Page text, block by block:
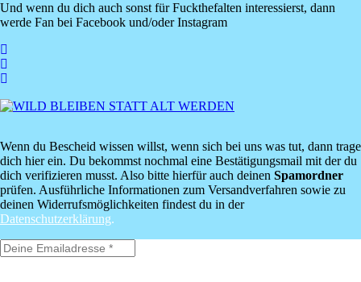
Und wenn du dich auch sonst für Fuckthefalten interessierst, dann
werde Fan bei Facebook und/oder Instagram
Wenn du Bescheid wissen willst, wenn sich bei uns was tut, dann trage
dich hier ein. Du bekommst nochmal eine Bestätigungsmail mit der du
dich verifizieren musst. Also bitte hierfür auch deinen Spamordner
prüfen. Ausführliche Informationen zum Versandverfahren sowie zu
deinen Widerrufsmöglichkeiten findest du in der
Datenschutzerklärung.